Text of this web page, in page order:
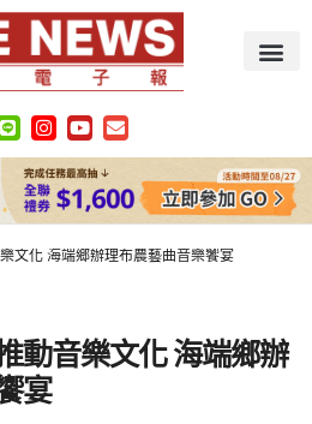
文化 海端鄉辦理布農藝曲音樂饗宴
動音樂文化 海端鄉辦
宴